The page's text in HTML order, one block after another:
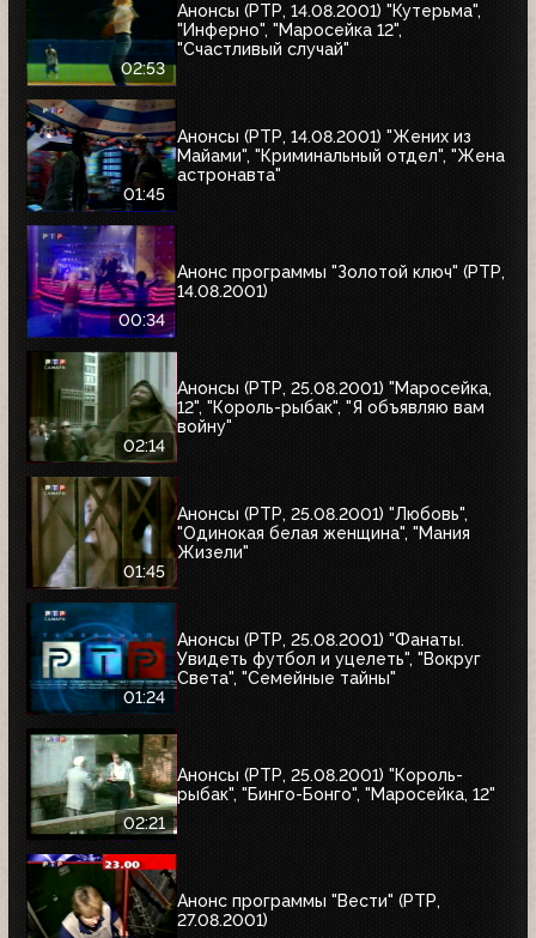
02:53
Анонсы (РТР, 14.08.2001) "Кутерьма",
"Инферно", "Маросейка 12",
"Счастливый случай"
01:45
Анонсы (РТР, 14.08.2001) "Жених из
Майами", "Криминальный отдел", "Жена
астронавта"
00:34
Анонс программы "Золотой ключ" (РТР,
14.08.2001)
02:14
Анонсы (РТР, 25.08.2001) "Маросейка,
12", "Король-рыбак", "Я объявляю вам
войну"
01:45
Анонсы (РТР, 25.08.2001) "Любовь",
"Одинокая белая женщина", "Мания
Жизели"
01:24
Анонсы (РТР, 25.08.2001) "Фанаты.
Увидеть футбол и уцелеть", "Вокруг
Света", "Семейные тайны"
02:21
Анонсы (РТР, 25.08.2001) "Король-
рыбак", "Бинго-Бонго", "Маросейка, 12"
Анонс программы "Вести" (РТР,
27.08.2001)